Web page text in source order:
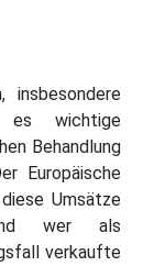
insbesondere
wichtige
Behandlung
Europäische
Umsätze
wer als
verkaufte